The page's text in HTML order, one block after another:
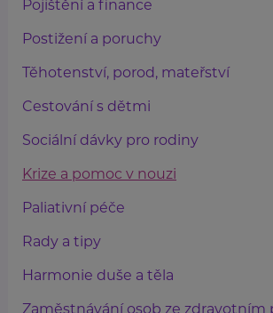
Pojištění a finance
Postižení a poruchy
Těhotenství, porod, mateřství
Cestování s dětmi
Sociální dávky pro rodiny
Krize a pomoc v nouzi
Paliativní péče
Rady a tipy
Harmonie duše a těla
Zaměstnávání osob ze zdravotním